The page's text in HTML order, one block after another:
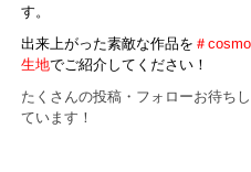
す。
出来上がった素敵な作品を ＃cosmo
生地でご紹介してください！
たくさんの投稿・フォローお待ちし
ています！